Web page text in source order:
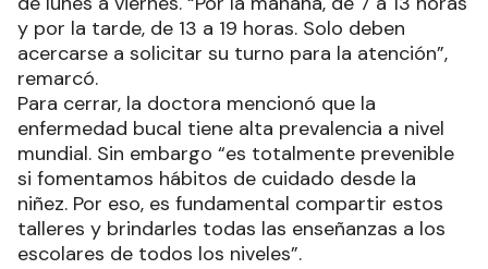
y por la tarde, de 13 a 19 horas. Solo deben
acercarse a solicitar su turno para la atención”,
remarcó.
Para cerrar, la doctora mencionó que la
enfermedad bucal tiene alta prevalencia a nivel
mundial. Sin embargo “es totalmente prevenible
si fomentamos hábitos de cuidado desde la
niñez. Por eso, es fundamental compartir estos
talleres y brindarles todas las enseñanzas a los
escolares de todos los niveles”.